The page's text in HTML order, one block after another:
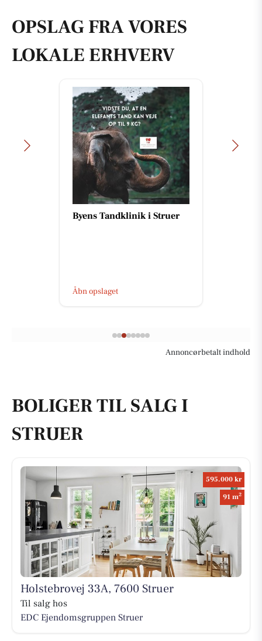
OPSLAG FRA VORES
LOKALE ERHVERV
Byens Tandklinik i Struer
Åbn opslaget
Annoncørbetalt indhold
BOLIGER TIL SALG I
STRUER
595.000 kr
91 m2
Holstebrovej 33A, 7600 Struer
Til salg hos
EDC Ejen­doms­grup­pen Struer